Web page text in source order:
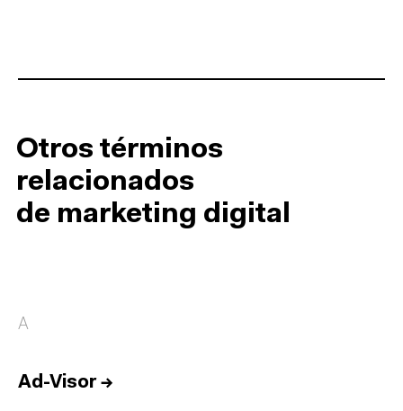
Otros términos
relacionados
de marketing digital
A
Ad-Visor→